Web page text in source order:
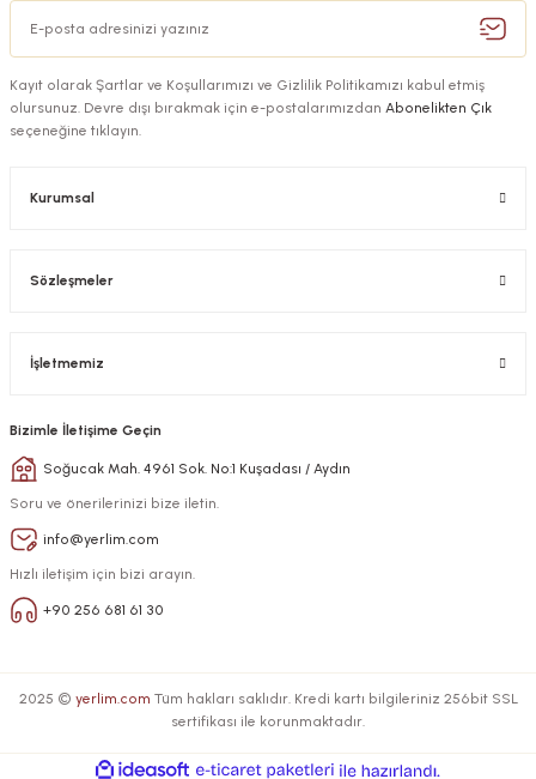
Kayıt olarak Şartlar ve Koşullarımızı ve Gizlilik Politikamızı kabul etmiş
olursunuz. Devre dışı bırakmak için e-postalarımızdan Abonelikten Çık
seçeneğine tıklayın.
Kurumsal
Sözleşmeler
İşletmemiz
Bizimle İletişime Geçin
Soğucak Mah. 4961 Sok. No:1 Kuşadası / Aydın
Soru ve önerilerinizi bize iletin.
info@yerlim.com
Hızlı iletişim için bizi arayın.
+90 256 681 61 30
2025 © yerlim.com Tüm hakları saklıdır. Kredi kartı bilgileriniz 256bit SSL
sertifikası ile korunmaktadır.
ideasoft e-